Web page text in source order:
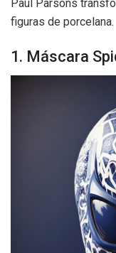
Paul Parsons
figuras de porcelana.
1. Máscara